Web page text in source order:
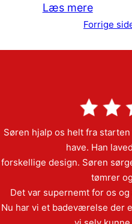
Læs mere
Forrige
Søren hjalp os helt fra
have. Han
forskellige design. Søren
tømrer
Det var supernemt for os
Nu har vi et badeværelse der